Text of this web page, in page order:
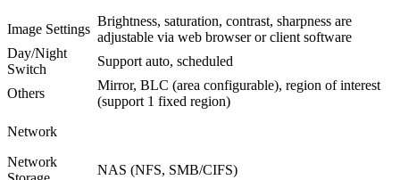
Image Settings
Brightness, saturation, contrast, sharpness are
adjustable via web browser or client software
Day/Night
Switch
Support auto, scheduled
Others
Mirror, BLC (area configurable), region of interest
(support 1 fixed region)
Network
Network
NAS (NFS, SMB/CIFS)